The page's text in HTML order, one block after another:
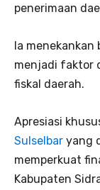
penerimaan
Ia
menjadi faktor
fiskal daerah.
Apresiasi
Sulselbar yang
memperkuat
Kabupaten